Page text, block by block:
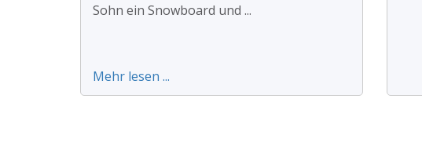
Sohn ein Snowboard und ...
Mehr lesen ...